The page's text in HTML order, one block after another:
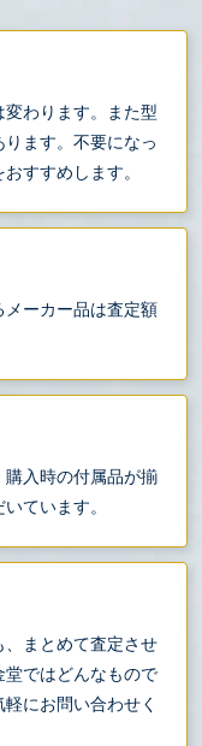
わります。また型
ます。不要になっ
すすめします。
メーカー品は査定額
入時の付属品が揃
ています。
まとめて査定させ
ではどんなもので
にお問い合わせく